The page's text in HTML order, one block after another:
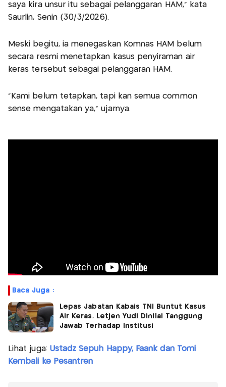
saya kira unsur itu sebagai pelanggaran HAM,” kata
Saurlin, Senin (30/3/2026).
Meski begitu, ia menegaskan Komnas HAM belum
secara resmi menetapkan kasus penyiraman air
keras tersebut sebagai pelanggaran HAM.
“Kami belum tetapkan, tapi kan semua common
sense mengatakan ya,” ujarnya.
Baca Juga :
Lepas Jabatan Kabais TNI Buntut Kasus
Air Keras, Letjen Yudi Dinilai Tanggung
Jawab Terhadap Institusi
Lihat juga: Ustadz Sepuh Happy, Faank dan Tomi
Kembali ke Pesantren